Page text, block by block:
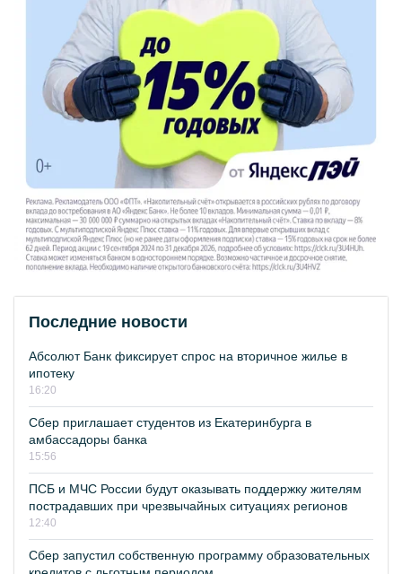
Последние новости
Абсолют Банк фиксирует спрос на вторичное жилье в
ипотеку
16:20
Сбер приглашает студентов из Екатеринбурга в
амбассадоры банка
15:56
ПСБ и МЧС России будут оказывать поддержку жителям
пострадавших при чрезвычайных ситуациях регионов
12:40
Сбер запустил собственную программу образовательных